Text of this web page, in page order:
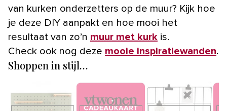
van kurken onderzetters op de muur? Kijk hoe
je deze DIY aanpakt en hoe mooi het
resultaat van zo’n muur met kurk is.
Check ook nog deze mooie inspiratiewanden.
Shoppen in stijl…